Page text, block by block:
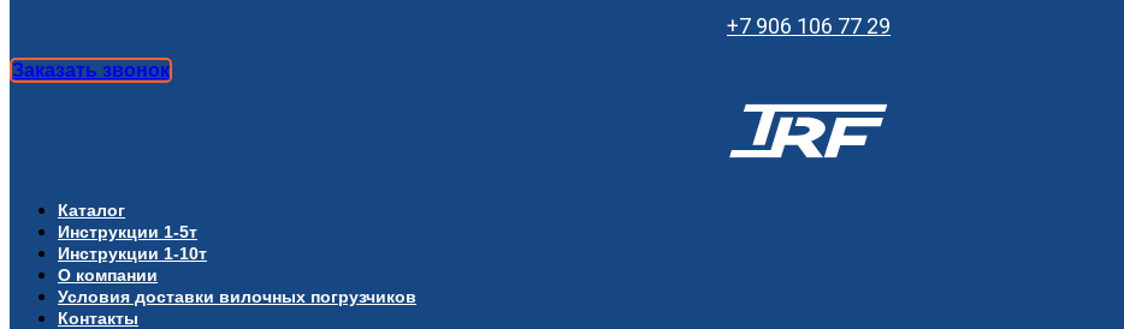
+7 906 106 77 29
Заказать звонок
Каталог
Инструкции 1-5т
Инструкции 1-10т
О компании
Условия доставки вилочных погрузчиков
Контакты